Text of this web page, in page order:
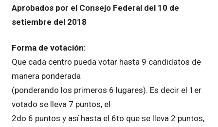
Aprobados por el Consejo Federal del 10 de
setiembre del 2018
Forma de votación:
Que cada centro pueda votar hasta 9 candidatos de
manera ponderada
(ponderando los primeros 6 lugares). Es decir el 1er
votado se lleva 7 puntos, el
2do 6 puntos y así hasta el 6to que se lleva 2 puntos,